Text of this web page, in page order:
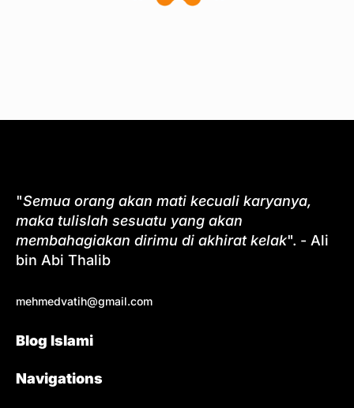
"Semua orang akan mati kecuali karyanya,
maka tulislah sesuatu yang akan
membahagiakan dirimu di akhirat kelak". - Ali
bin Abi Thalib
mehmedvatih@gmail.com
Blog Islami
Navigations